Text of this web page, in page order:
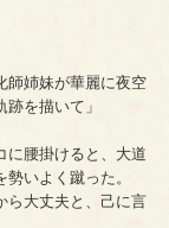
師姉妹が華麗に夜空
を描いて」
腰掛けると、大道
いよく蹴った。
ら大丈夫と、己に言